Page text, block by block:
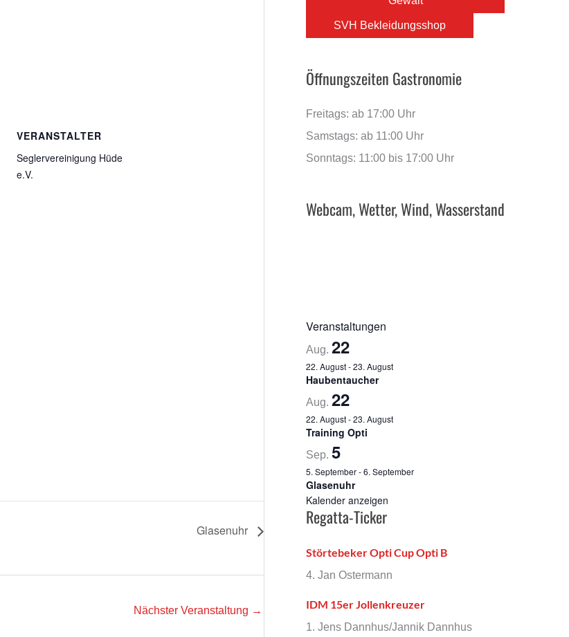
VERANSTALTER
Seglervereinigung Hüde
e.V.
Glasenuhr
Nächster Veranstaltung →
SVH Bekleidungsshop
Öffnungszeiten Gastronomie
Freitags: ab 17:00 Uhr
Samstags: ab 11:00 Uhr
Sonntags: 11:00 bis 17:00 Uhr
Webcam, Wetter, Wind, Wasserstand
Veranstaltungen
Aug. 22
22. August-23. August
Haubentaucher
Aug. 22
22. August-23. August
Training Opti
Sep. 5
5. September-6. September
Glasenuhr
Kalender anzeigen
Regatta-Ticker
Störtebeker Opti Cup Opti B
4. Jan Ostermann
IDM 15er Jollenkreuzer
1. Jens Dannhus/Jannik Dannhus